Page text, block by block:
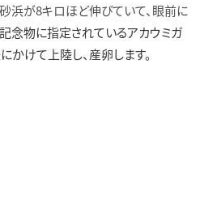
浜が8キロほど伸びていて、眼前に
念物に指定されているアカウミガ
けて上陸し、産卵します。